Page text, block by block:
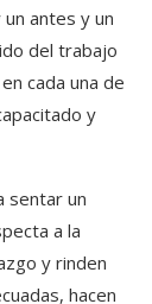
antes y un
del trabajo
cada una de
y
sentar un
a la
y rinden
hacen